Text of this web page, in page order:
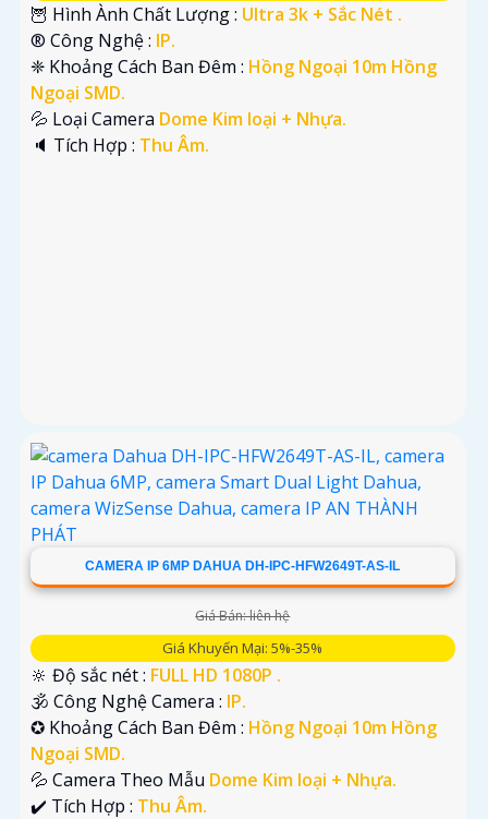
🦉 Hình Ành Chất Lượng : Ultra 3k + Sắc Nét .
®️ Công Nghệ : IP.
❈ Khoảng Cách Ban Đêm : Hồng Ngoại 10m Hồng
Ngoại SMD.
💦 Loại Camera Dome Kim loại + Nhựa.
️🔈 Tích Hợp : Thu Âm.
CAMERA IP 6MP DAHUA DH-IPC-HFW2649T-AS-IL
Giá Bán: liên hệ
Giá Khuyến Mại: 5%-35%
🔆 Độ sắc nét : FULL HD 1080P .
🕉️ Công Nghệ Camera : IP.
✪ Khoảng Cách Ban Đêm : Hồng Ngoại 10m Hồng
Ngoại SMD.
💦 Camera Theo Mẫu Dome Kim loại + Nhựa.
️✔️ Tích Hợp : Thu Âm.